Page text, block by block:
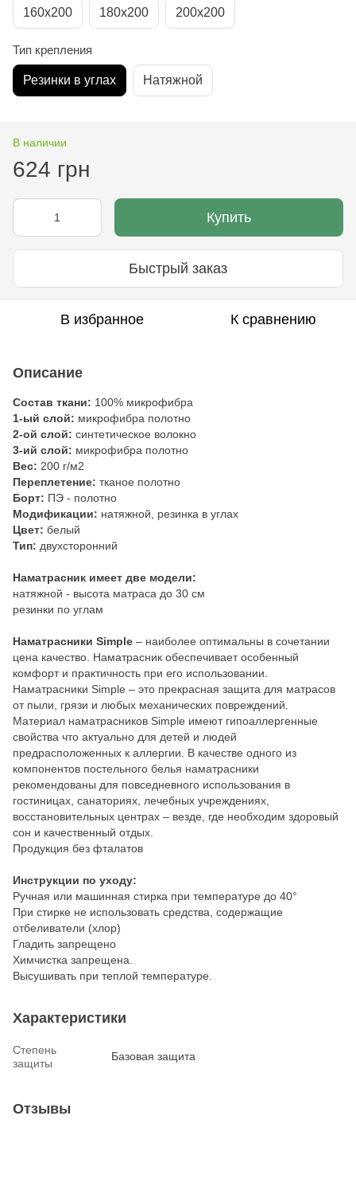
160х200 180х200 200х200
Тип крепления
Резинки в углах Натяжной
В наличии
624 грн
Купить
Быстрый заказ
В избранное К сравнению
Описание
Состав ткани: 100% микрофибра
1-ый слой: микрофибра полотно
2-ой слой: синтетическое волокно
3-ий слой: микрофибра полотно
Вес: 200 г/м2
Переплетение: тканое полотно
Борт: ПЭ - полотно
Модификации: натяжной, резинка в углах
Цвет: белый
Тип: двухсторонний
Наматрасник имеет две модели:
натяжной - высота матраса до 30 см
резинки по углам
Наматрасники Simple – наиболее оптимальны в сочетании
цена качество. Наматрасник обеспечивает особенный
комфорт и практичность при его использовании.
Наматрасники Simple – это прекрасная защита для матрасов
от пыли, грязи и любых механических повреждений.
Материал наматрасников Simple имеют гипоаллергенные
свойства что актуально для детей и людей
предрасположенных к аллергии. В качестве одного из
компонентов постельного белья наматрасники
рекомендованы для повседневного использования в
гостиницах, санаториях, лечебных учреждениях,
восстановительных центрах – везде, где необходим здоровый
сон и качественный отдых.
Продукция без фталатов
Инструкции по уходу:
Ручная или машинная стирка при температуре до 40°
При стирке не использовать средства, содержащие
отбеливатели (хлор)
Гладить запрещено
Химчистка запрещена.
Высушивать при теплой температуре.
Характеристики
Степень
защиты
Базовая защита
Отзывы